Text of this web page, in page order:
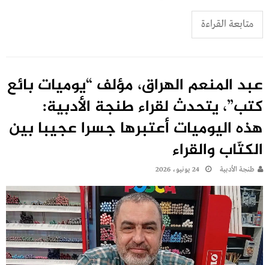
متابعة القراءة
عبد المنعم الهراق، مؤلف “يوميات بائع
كتب”، يتحدث لقراء طنجة الأدبية:
هذه اليوميات أعتبرها جسرا عجيبا بين
الكتّاب والقراء
طنجة الأدبية 24 يونيو، 2026